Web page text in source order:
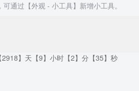
通过【外观 - 小工具】新增小工具。
2918】天【9】小时【2】分【35】秒